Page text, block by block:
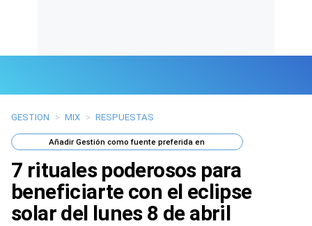
Últimas Noticias
Mi Bolsillo
Respuestas
Gente
GESTION > MIX > RESPUESTAS
AñadirGestión como fuente preferida en
7 rituales poderosos para
beneficiarte con el eclipse
solar del lunes 8 de abril